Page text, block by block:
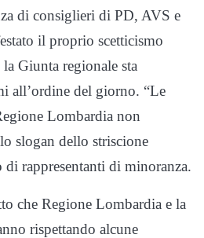
di consiglieri di PD, AVS e
il proprio scetticismo
Giunta regionale sta
all’ordine del giorno. “Le
Lombardia non
slogan dello striscione
rappresentanti di minoranza.
che Regione Lombardia e la
rispettando alcune